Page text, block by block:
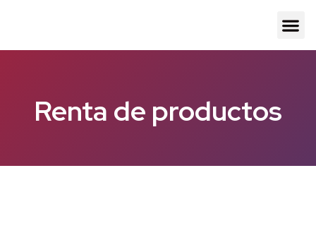
Renta de productos